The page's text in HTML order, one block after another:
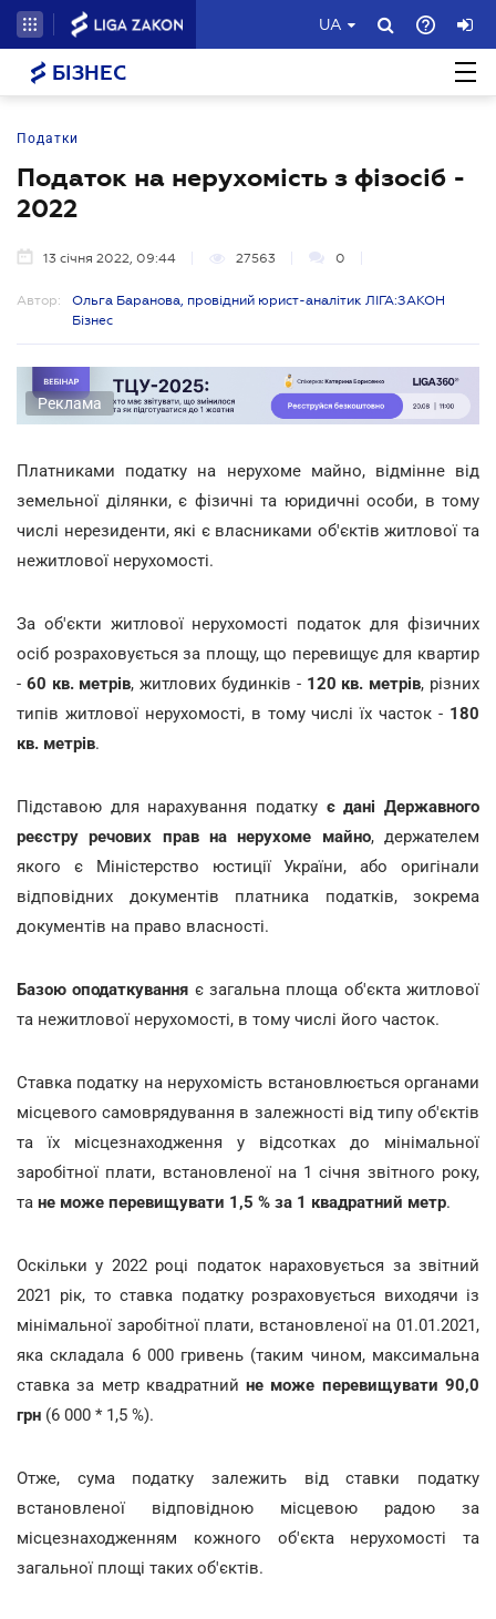
UA
БІЗНЕС
Податки
Податок на нерухомість з фізосіб -
2022
13 січня 2022, 09:44 27563 0
Автор:
Ольга Баранова, провідний юрист-аналітик ЛІГА:ЗАКОН
Бізнес
Реклама
Платниками податку на нерухоме майно, відмінне від
земельної ділянки, є фізичні та юридичні особи, в тому
числі нерезиденти, які є власниками об'єктів житлової та
нежитлової нерухомості.
За об'єкти житлової нерухомості податок для фізичних
осіб розраховується за площу, що перевищує для квартир
- 60 кв. метрів, житлових будинків - 120 кв. метрів, різних
типів житлової нерухомості, в тому числі їх часток - 180
кв. метрів.
Підставою для нарахування податку є дані Державного
реєстру речових прав на нерухоме майно, держателем
якого є Міністерство юстиції України, або оригінали
відповідних документів платника податків, зокрема
документів на право власності.
Базою оподаткування є загальна площа об'єкта житлової
та нежитлової нерухомості, в тому числі його часток.
Ставка податку на нерухомість встановлюється органами
місцевого самоврядування в залежності від типу об'єктів
та їх місцезнаходження у відсотках до мінімальної
заробітної плати, встановленої на 1 січня звітного року,
та не може перевищувати 1,5 % за 1 квадратний метр.
Оскільки у 2022 році податок нараховується за звітний
2021 рік, то ставка податку розраховується виходячи із
мінімальної заробітної плати, встановленої на 01.01.2021,
яка складала 6 000 гривень (таким чином, максимальна
ставка за метр квадратний не може перевищувати 90,0
грн (6 000 * 1,5 %).
Отже, сума податку залежить від ставки податку
встановленої відповідною місцевою радою за
місцезнаходженням кожного об'єкта нерухомості та
загальної площі таких об'єктів.